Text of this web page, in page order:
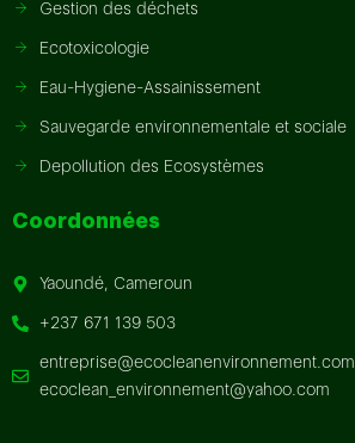
Gestion des déchets
Ecotoxicologie
Eau-Hygiene-Assainissement
Sauvegarde environnementale et sociale
Depollution des Ecosystèmes
Coordonnées
Yaoundé, Cameroun
+237 671 139 503
entreprise@ecocleanenvironnement.com
ecoclean_environnement@yahoo.com